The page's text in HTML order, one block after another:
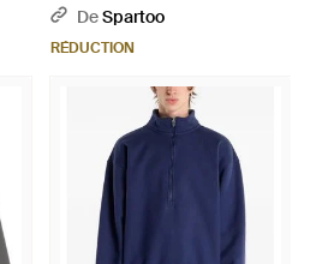
DeSpartoo
RÉDUCTION